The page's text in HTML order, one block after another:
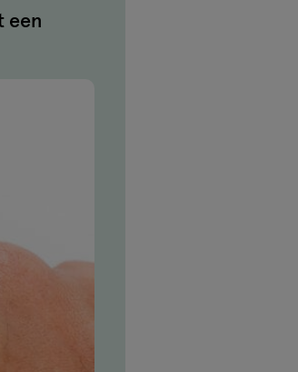
een